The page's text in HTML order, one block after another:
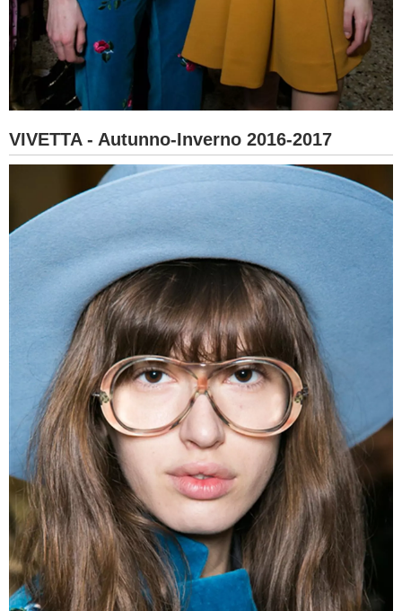
VIVETTA - Autunno-Inverno 2016-2017